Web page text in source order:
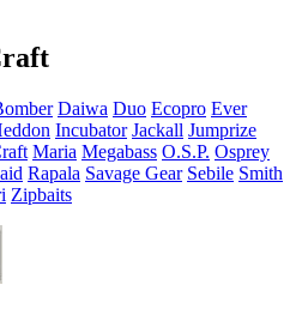
Daiwa Duo Ecopro Ever
Incubator Jackall Jumprize
Maria Megabass O.S.P. Osprey
Rapala Savage Gear Sebile Smith
Zipbaits